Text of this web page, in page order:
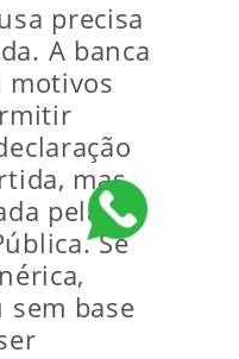
precisa
A banca
motivos
mas
pela
Se
base